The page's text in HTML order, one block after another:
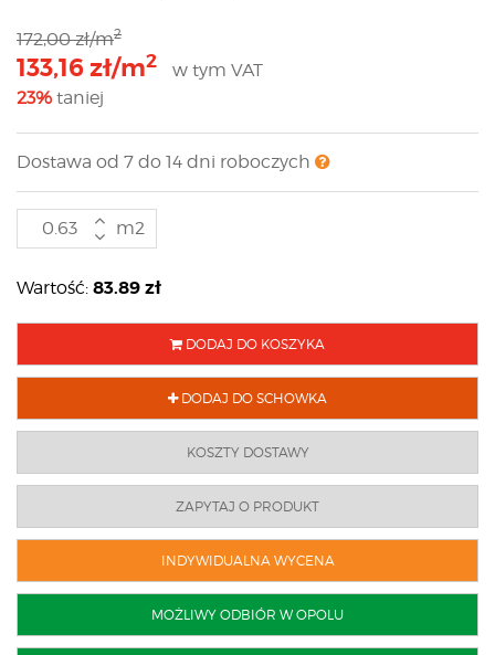
172,00 zł/m2
133,16 zł/m2
w tym VAT
23% taniej
Dostawa od 7 do 14 dni roboczych
m2
Wartość: 83.89zł
DODAJ DO KOSZYKA
DODAJ DO SCHOWKA
KOSZTY DOSTAWY
ZAPYTAJ O PRODUKT
INDYWIDUALNA WYCENA
MOŻLIWY ODBIÓR W OPOLU